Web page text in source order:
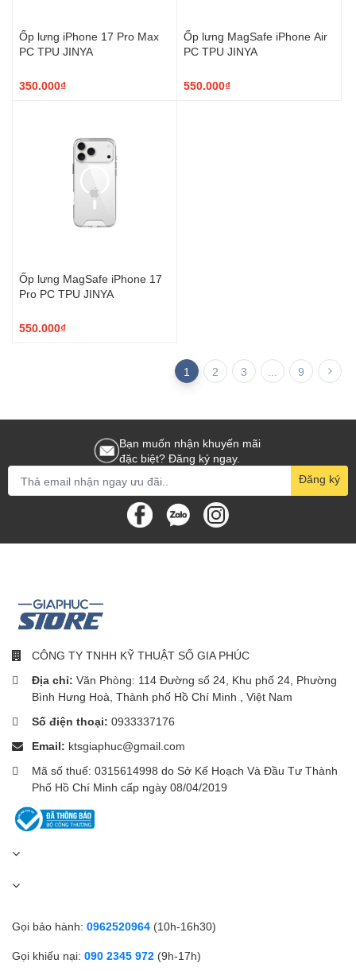
Ốp lưng iPhone 17 Pro Max
PC TPU JINYA
350.000₫
Ốp lưng MagSafe iPhone Air
PC TPU JINYA
550.000₫
Ốp lưng MagSafe iPhone 17
Pro PC TPU JINYA
550.000₫
1 2 3 9
Bạn muốn nhận khuyến mãi
đặc biệt? Đăng ký ngay.
Đăng ký
CÔNG TY TNHH KỸ THUẬT SỐ GIA PHÚC
Địa chỉ: Văn Phòng: 114 Đường số 24, Khu phố 24, Phường
Bình Hưng Hoà, Thành phố Hồ Chí Minh , Việt Nam
Số điện thoại: 0933337176
Email: ktsgiaphuc@gmail.com
Mã số thuế: 0315614998 do Sở Kế Hoạch Và Đầu Tư Thành
Phố Hồ Chí Minh cấp ngày 08/04/2019
Gọi bảo hành: 0962520964 (10h-16h30)
Gọi khiếu nại: 090 2345 972 (9h-17h)